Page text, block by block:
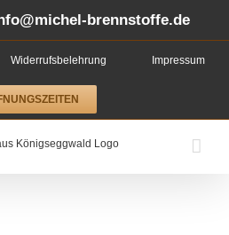
brennstoffe.de
Widerrufsbelehrung Impressum